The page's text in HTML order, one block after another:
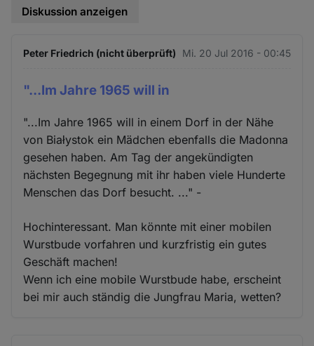
Diskussion anzeigen
Peter Friedrich (nicht überprüft) Mi. 20 Jul 2016 - 00:45
"...Im Jahre 1965 will in
"...Im Jahre 1965 will in einem Dorf in der Nähe
von Białystok ein Mädchen ebenfalls die Madonna
gesehen haben. Am Tag der angekündigten
nächsten Begegnung mit ihr haben viele Hunderte
Menschen das Dorf besucht. ..." -
Hochinteressant. Man könnte mit einer mobilen
Wurstbude vorfahren und kurzfristig ein gutes
Geschäft machen!
Wenn ich eine mobile Wurstbude habe, erscheint
bei mir auch ständig die Jungfrau Maria, wetten?